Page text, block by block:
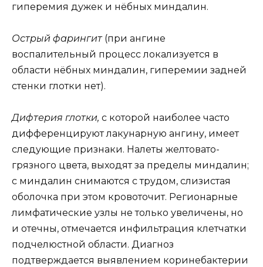
гиперемия дужек и нёбных миндалин.
Острый фарингит (при ангине
воспалительный процесс локализуется в
области нёбных миндалин, гиперемии задней
стенки глотки нет).
Дифтерия глотки, с которой наиболее часто
дифференцируют лакунарную ангину, имеет
следующие признаки. Налеты желтовато-
грязного цвета, выходят за пределы миндалин;
с миндалин снимаются с трудом, слизистая
оболочка при этом кровоточит. Регионарные
лимфатические узлы не только увеличены, но
и отечны, отмечается инфильтрация клетчатки
подчелюстной области. Диагноз
подтверждается выявлением коринебактерии